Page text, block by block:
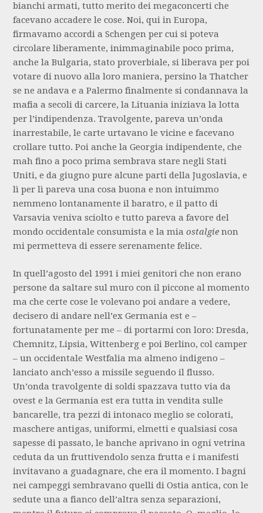
bianchi armati, tutto merito dei megaconcerti che
facevano accadere le cose. Noi, qui in Europa,
firmavamo accordi a Schengen per cui si poteva
circolare liberamente, inimmaginabile poco prima,
anche la Bulgaria, stato proverbiale, si liberava per poi
votare di nuovo alla loro maniera, persino la Thatcher
se ne andava e a Palermo finalmente si condannava la
mafia a secoli di carcere, la Lituania iniziava la lotta
per l’indipendenza. Travolgente, pareva un’onda
inarrestabile, le carte urtavano le vicine e facevano
crollare tutto. Poi anche la Georgia indipendente, che
mah fino a poco prima sembrava stare negli Stati
Uniti, e da giugno pure alcune parti della Jugoslavia, e
lì per lì pareva una cosa buona e non intuimmo
nemmeno lontanamente il baratro, e il patto di
Varsavia veniva sciolto e tutto pareva a favore del
mondo occidentale consumista e la miaostalgienon
mi permetteva di essere serenamente felice.
In quell’agosto del 1991 i miei genitori che non erano
persone da saltare sul muro con il piccone al momento
ma che certe cose le volevano poi andare a vedere,
decisero di andare nell’ex Germania est e –
fortunatamente per me – di portarmi con loro: Dresda,
Chemnitz, Lipsia, Wittenberg e poi Berlino, col camper
– un occidentale Westfalia ma almeno indigeno –
lanciato anch’esso a missile seguendo il flusso.
Un’onda travolgente di soldi spazzava tutto via da
ovest e la Germania est era tutta in vendita sulle
bancarelle, tra pezzi di intonaco meglio se colorati,
maschere antigas, uniformi, elmetti e qualsiasi cosa
sapesse di passato, le banche aprivano in ogni vetrina
ceduta da un fruttivendolo senza frutta e i manifesti
invitavano a guadagnare, che era il momento. I bagni
nei campeggi sembravano quelli di Ostia antica, con le
sedute una a fianco dell’altra senza separazioni,